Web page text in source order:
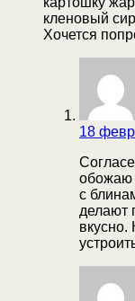
кленовый
Хочется
18
обожаю
с
делают
вкусно.